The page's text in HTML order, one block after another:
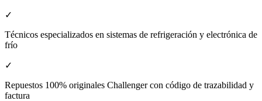
✓
Técnicos especializados en sistemas de refrigeración y electrónica de
frío
✓
Repuestos 100% originales Challenger con código de trazabilidad y
factura